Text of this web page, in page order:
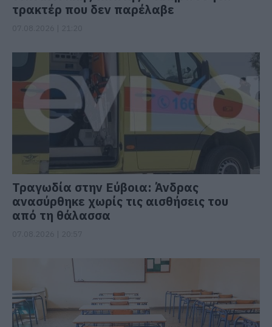
τρακτέρ που δεν παρέλαβε
Τραγωδία στην Εύβοια: Άνδρας
ανασύρθηκε χωρίς τις αισθήσεις του
από τη θάλασσα